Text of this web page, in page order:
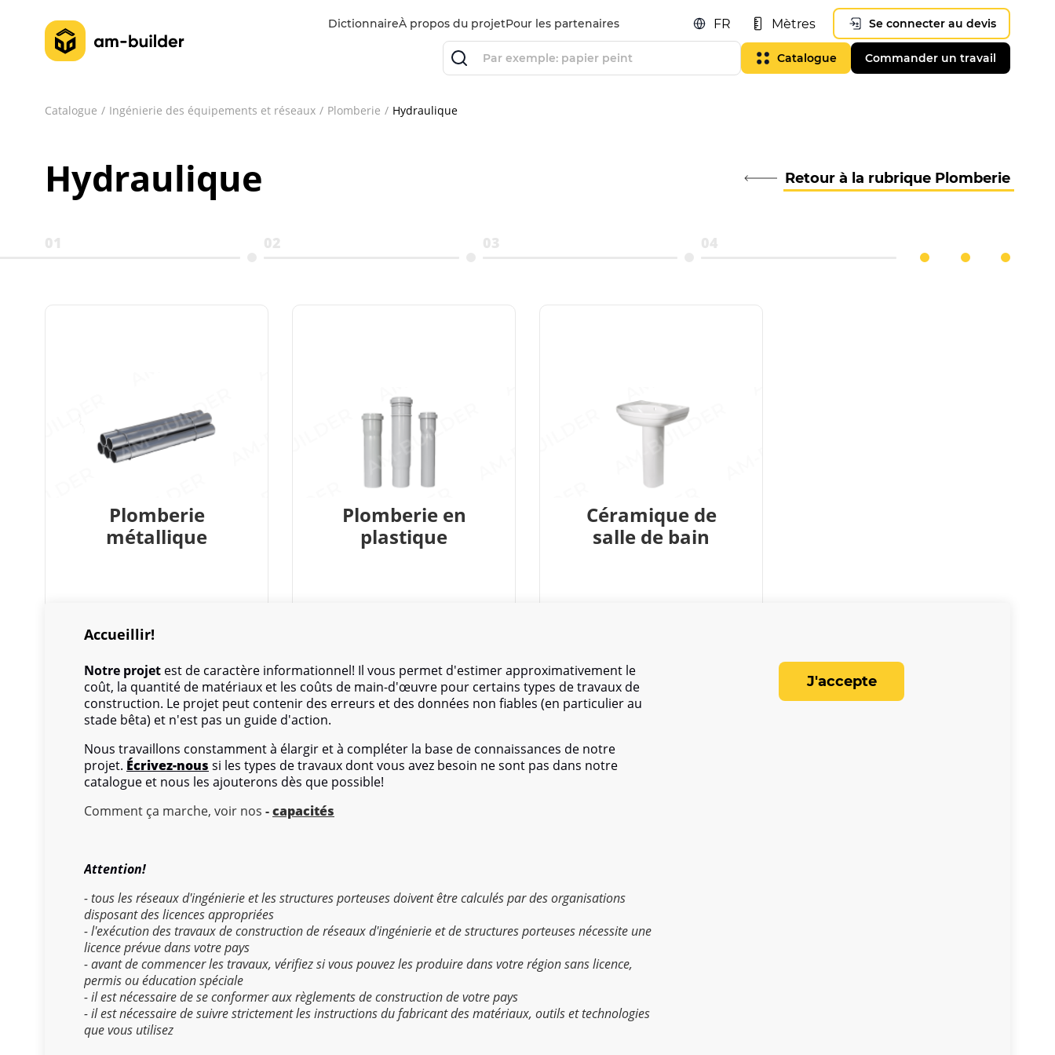
DictionnaireÀ propos du projetPour les partenaires FR Mètres Se connecter au devis
Catalogue Commander un travail
Catalogue Ingénierie des équipements et réseaux Plomberie Hydraulique
Hydraulique Retour à la rubrique Plomberie
01 02 03 04
Plomberie
métallique
Plomberie en
plastique
Céramique de
salle de bain
Accueillir!
Notre projet est de caractère informationnel! Il vous permet d'estimer approximativement le
coût, la quantité de matériaux et les coûts de main-d'œuvre pour certains types de travaux de
construction. Le projet peut contenir des erreurs et des données non fiables (en particulier au
stade bêta) et n'est pas un guide d'action.
Nous travaillons constamment à élargir et à compléter la base de connaissances de notre
projet. Écrivez-nous si les types de travaux dont vous avez besoin ne sont pas dans notre
catalogue et nous les ajouterons dès que possible!
Comment ça marche, voir nos -capacités
Attention!
- tous les réseaux d'ingénierie et les structures porteuses doivent être calculés par des organisations
disposant des licences appropriées
- l'exécution des travaux de construction de réseaux d'ingénierie et de structures porteuses nécessite une
licence prévue dans votre pays
- avant de commencer les travaux, vérifiez si vous pouvez les produire dans votre région sans licence,
permis ou éducation spéciale
- il est nécessaire de se conformer aux règlements de construction de votre pays
- il est nécessaire de suivre strictement les instructions du fabricant des matériaux, outils et technologies
que vous utilisez
J'accepte